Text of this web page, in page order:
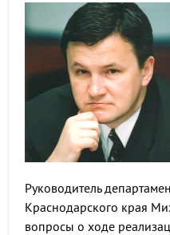
Руководитель
Краснодарского края
вопросы о ходе